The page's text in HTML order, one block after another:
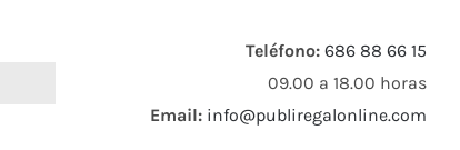
Teléfono: 686 88 66 15
09.00 a 18.00 horas
Email: info@publiregalonline.com